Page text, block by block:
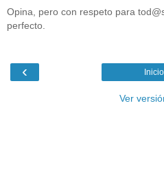
Opina, pero con respeto para
perfecto.
‹ Inicio
Ver